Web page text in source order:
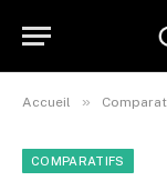
Accueil »
COMPARATIFS